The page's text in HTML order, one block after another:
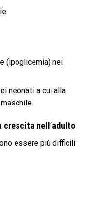
(ipoglicemia) nei
neonati a cui alla
crescita nell’adulto
essere più difficili